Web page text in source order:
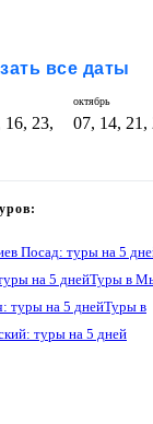
все даты
16, 23,
октябрь
07, 14, 21,
Посад: туры на 5
на 5 днейТуры в
туры на 5 днейТуры в
туры на 5 дней